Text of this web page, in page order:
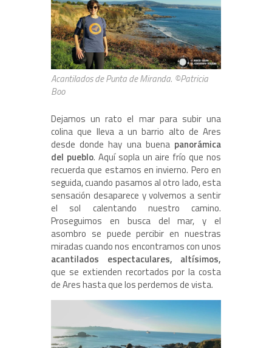
Acantilados de Punta de Miranda. ©Patricia
Boo
Dejamos un rato el mar para subir una
colina que lleva a un barrio alto de Ares
desde donde hay una buena panorámica
del pueblo. Aquí sopla un aire frío que nos
recuerda que estamos en invierno. Pero en
seguida, cuando pasamos al otro lado, esta
sensación desaparece y volvemos a sentir
el sol calentando nuestro camino.
Proseguimos en busca del mar, y el
asombro se puede percibir en nuestras
miradas cuando nos encontramos con unos
acantilados espectaculares, altísimos,
que se extienden recortados por la costa
de Ares hasta que los perdemos de vista.